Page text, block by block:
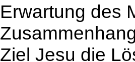
Erwartung des
Ziel Jesu die